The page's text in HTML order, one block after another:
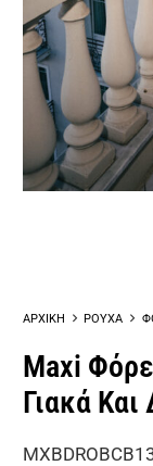
ΑΡΧΙΚΗ ΡΟΥΧΑ
Maxi
Γιακά